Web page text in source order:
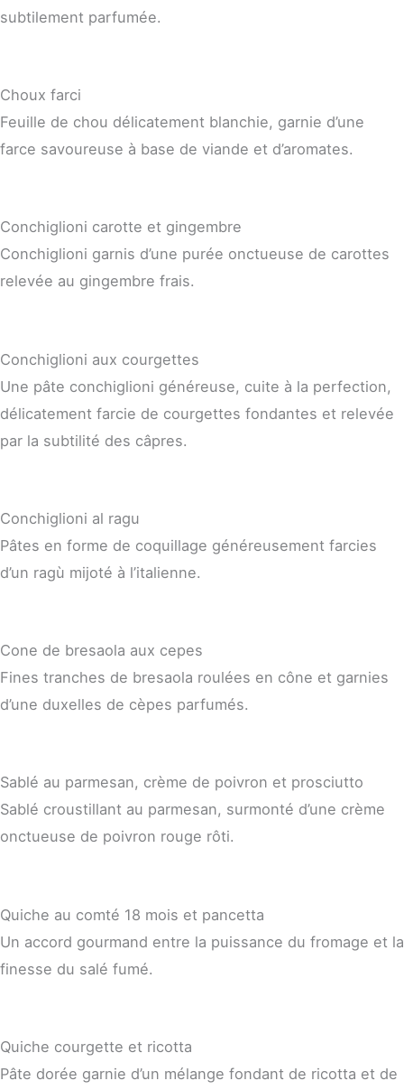
subtilement parfumée.
Choux farci
Feuille de chou délicatement blanchie, garnie d’une
farce savoureuse à base de viande et d’aromates.
Conchiglioni carotte et gingembre
Conchiglioni garnis d’une purée onctueuse de carottes
relevée au gingembre frais.
Conchiglioni aux courgettes
Une pâte conchiglioni généreuse, cuite à la perfection,
délicatement farcie de courgettes fondantes et relevée
par la subtilité des câpres.
Conchiglioni al ragu
Pâtes en forme de coquillage généreusement farcies
d’un ragù mijoté à l’italienne.
Cone de bresaola aux cepes
Fines tranches de bresaola roulées en cône et garnies
d’une duxelles de cèpes parfumés.
Sablé au parmesan, crème de poivron et prosciutto
Sablé croustillant au parmesan, surmonté d’une crème
onctueuse de poivron rouge rôti.
Quiche au comté 18 mois et pancetta
Un accord gourmand entre la puissance du fromage et la
finesse du salé fumé.
Quiche courgette et ricotta
Pâte dorée garnie d’un mélange fondant de ricotta et de